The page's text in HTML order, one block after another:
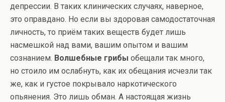
депрессии. В таких клинических случаях, наверное,
это оправдано. Но если вы здоровая самодостаточная
личность, то приём таких веществ будет лишь
насмешкой над вами, вашим опытом и вашим
сознанием. Волшебные грибы обещали так много,
но стоило им ослабнуть, как их обещания исчезли так
же, как и густое покрывало наркотического
опьянения. Это лишь обман. А настоящая жизнь